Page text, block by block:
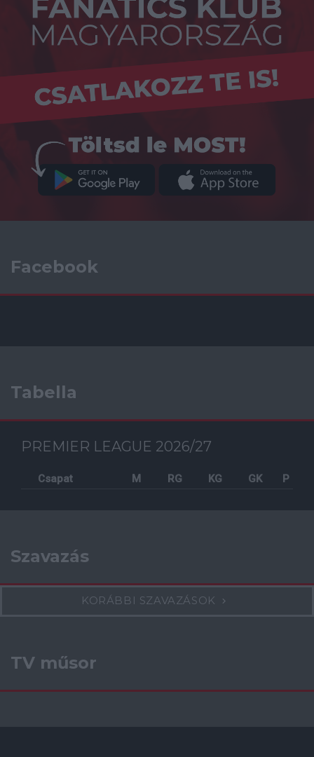
Facebook
Tabella
PREMIER LEAGUE 2026/27
Csapat M RG KG GK P
Szavazás
KORÁBBI SZAVAZÁSOK
TV műsor